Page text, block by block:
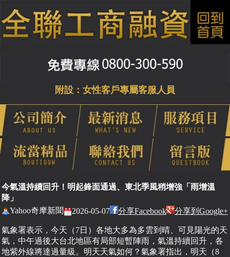
附設：女性客戶專屬客服人員
今氣溫持續回升！明起鋒面通過、東北季風稍增強「雨增溫
降」
Yahoo奇摩新聞
2026-05-07 分享Facebook 分享到Google+
氣象署表示，今天（7日）各地大多為多雲到晴、可見陽光的天
氣，中午過後大台北地區有局部短暫陣雨，氣溫持續回升，各
地紫外線將達過量級。明天天氣如何？氣象署指出，明天（8